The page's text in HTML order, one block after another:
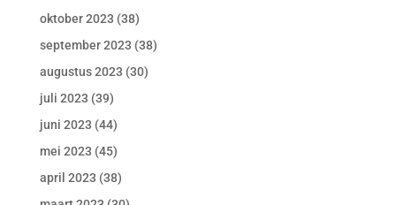
oktober 2023 (38)
september 2023 (38)
augustus 2023 (30)
juli 2023 (39)
juni 2023 (44)
mei 2023 (45)
april 2023 (38)